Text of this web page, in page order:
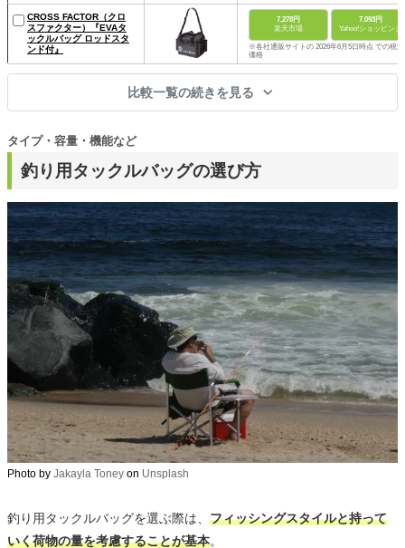
CROSS FACTOR（クロ
スファクター）『EVAタ
ックルバッグ ロッドスタ
ンド付』
7,278円
楽天市場
7,093円
Yahoo!ショッピング
※各社通販サイトの 2026年6月5日時点 での税込
価格
比較一覧の続きを見る
釣り用タックルバッグの選び方
タイプ・容量・機能など
Photo by Jakayla Toney on Unsplash
釣り用タックルバッグを選ぶ際は、 フィッシングスタイルと持って
いく荷物の量を考慮することが基本。